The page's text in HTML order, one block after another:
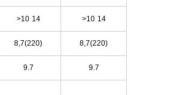
>10 14 >10 14
8,7(220) 8,7(220)
9.7 9.7